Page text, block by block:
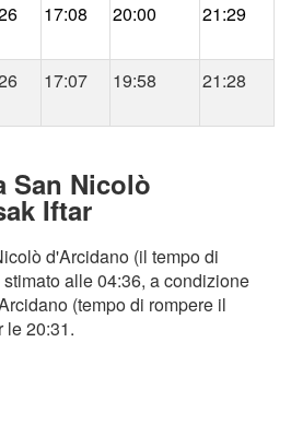
17:08 20:00 21:29
17:07 19:58 21:28
San Nicolò
Iftar
d'Arcidano (il tempo di
alle 04:36, a condizione
(tempo di rompere il
le 20:31.